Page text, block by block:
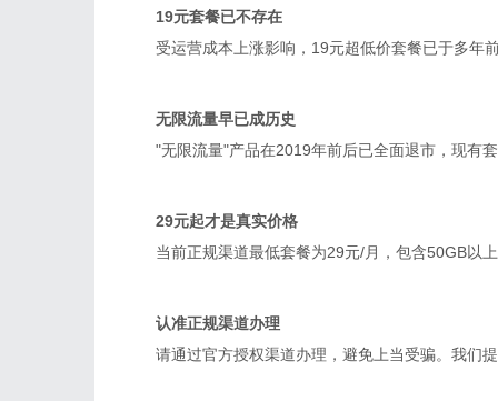
19元套餐已不存在
受运营成本上涨影响，19元超低价套餐已于多年
无限流量早已成历史
"无限流量"产品在2019年前后已全面退市，现有
29元起才是真实价格
当前正规渠道最低套餐为29元/月，包含50GB以
认准正规渠道办理
请通过官方授权渠道办理，避免上当受骗。我们